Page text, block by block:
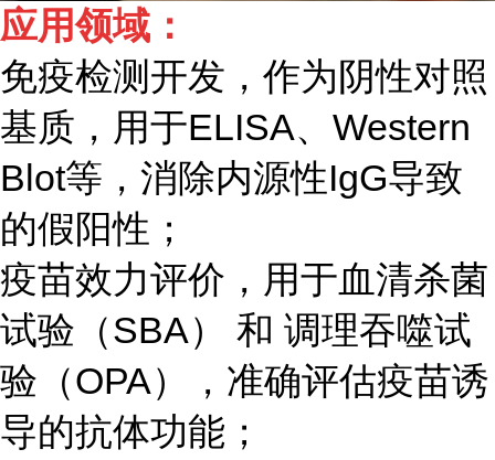
应用领域：
免疫检测开发，作为阴性对照
基质，用于ELISA、Western
Blot等，消除内源性IgG导致
的假阳性；
疫苗效力评价，用于血清杀菌
试验（SBA） 和 调理吞噬试
验（OPA），准确评估疫苗诱
导的抗体功能；